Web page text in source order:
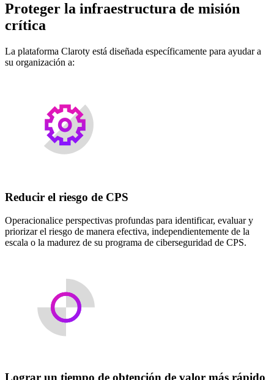
Proteger la infraestructura de misión
crítica
La plataforma Claroty está diseñada específicamente para ayudar a
su organización a:
Reducir el riesgo de CPS
Operacionalice perspectivas profundas para identificar, evaluar y
priorizar el riesgo de manera efectiva, independientemente de la
escala o la madurez de su programa de ciberseguridad de CPS.
Lograr un tiempo de obtención de valor más rápido